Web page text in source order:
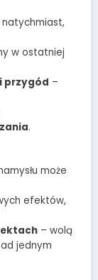
w ostatniej
przygód –
.
może
efektów,
– wolą
jednym